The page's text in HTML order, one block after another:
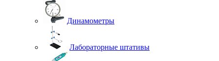
Динамометры
Лабораторные штативы